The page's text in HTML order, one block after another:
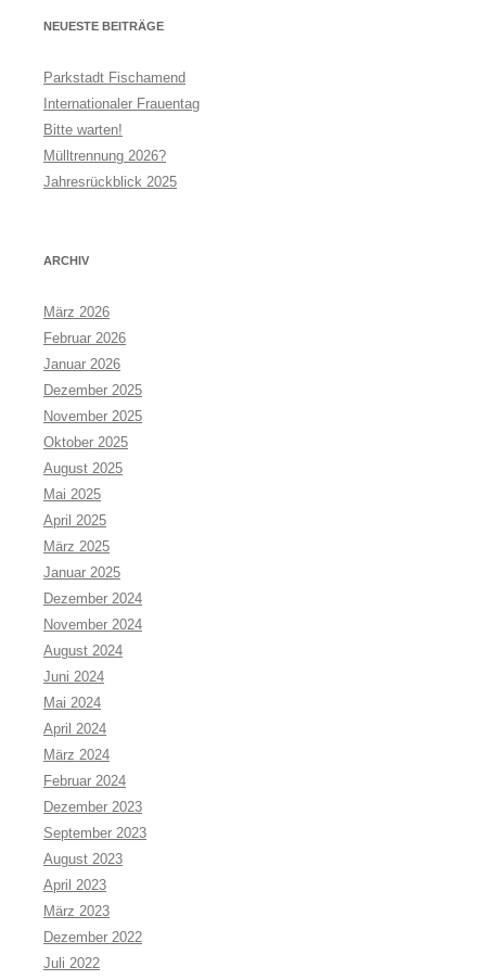
NEUESTE BEITRÄGE
Parkstadt Fischamend
Internationaler Frauentag
Bitte warten!
Mülltrennung 2026?
Jahresrückblick 2025
ARCHIV
März 2026
Februar 2026
Januar 2026
Dezember 2025
November 2025
Oktober 2025
August 2025
Mai 2025
April 2025
März 2025
Januar 2025
Dezember 2024
November 2024
August 2024
Juni 2024
Mai 2024
April 2024
März 2024
Februar 2024
Dezember 2023
September 2023
August 2023
April 2023
März 2023
Dezember 2022
Juli 2022